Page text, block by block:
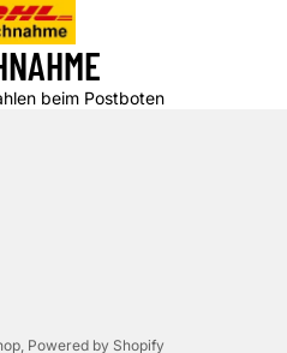
beim Postboten
, Powered by Shopify